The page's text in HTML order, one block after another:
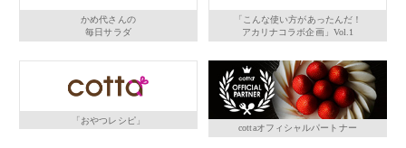
かめ代さんの
毎日サラダ
「こんな使い方があったんだ！
アカリナコラボ企画」Vol.1
「おやつレシピ」
cottaオフィシャルパートナー